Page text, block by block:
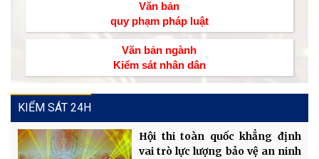
Văn bản
quy phạm pháp luật
Văn bản ngành
Kiểm sát nhân dân
KIỂM SÁT 24H
Hội thi toàn quốc khẳng định
vai trò lực lượng bảo vệ an ninh